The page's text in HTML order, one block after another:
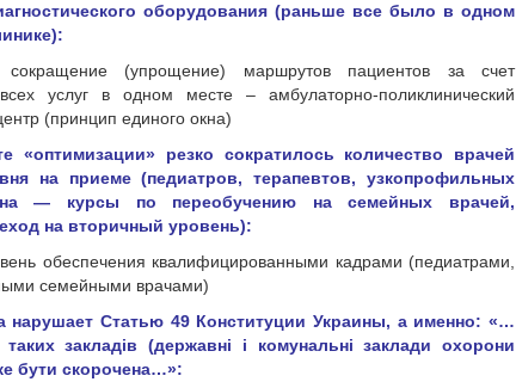
оборудования (раньше все было в одном
сокращение (упрощение) маршрутов пациентов за счет
услуг в одном месте – амбулаторно-поликлинический
(принцип единого окна)
«оптимизации» резко сократилось количество врачей
на приеме (педиатров, терапевтов, узкопрофильных
— курсы по переобучению на семейных врачей,
на вторичный уровень):
обеспечения квалифицированными кадрами (педиатрами,
семейными врачами)
нарушает Статью 49 Конституции Украины, а именно: «…
закладів (державні і комунальні заклади охорони
бути скорочена…»: